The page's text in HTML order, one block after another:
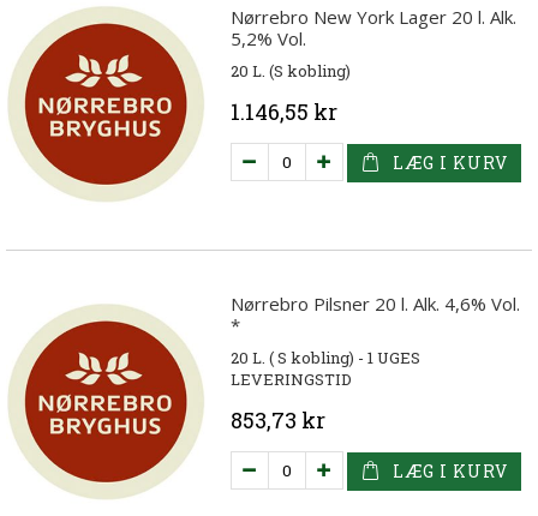
Nørrebro New York Lager 20 l. Alk.
5,2% Vol.
20 L. (S kobling)
1.146,55 kr
LÆG I KURV
Nørrebro Pilsner 20 l. Alk. 4,6% Vol.
*
20 L. ( S kobling) - 1 UGES
LEVERINGSTID
853,73 kr
LÆG I KURV